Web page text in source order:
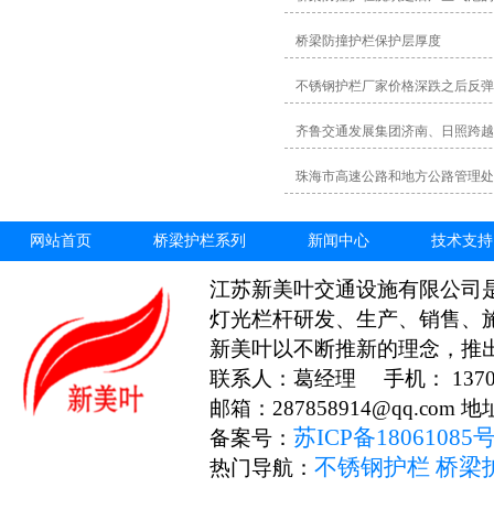
桥梁防撞护栏保护层厚度
不锈钢护栏厂家价格深跌之后反
齐鲁交通发展集团济南、日照跨
珠海市高速公路和地方公路管理
网站首页 桥梁护栏系列 新闻中心 技术支持
江苏新美叶交通设施有限公司
灯光栏杆研发、生产、销售、
新美叶以不断推新的理念，推
联系人：葛经理 手机：
邮箱：287858914@qq.com
备案号： 苏ICP备18061085
热门导航： 不锈钢护栏 桥梁